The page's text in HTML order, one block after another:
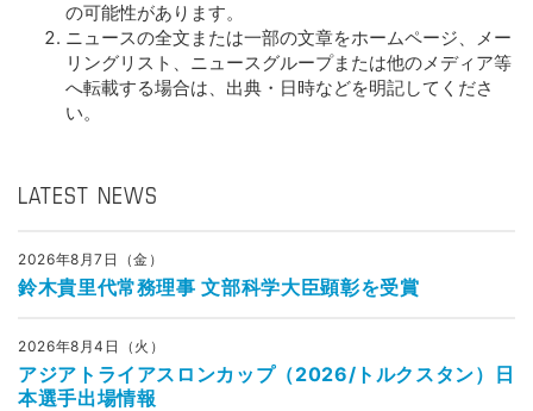
の可能性があります。
ニュースの全文または一部の文章をホームページ、メー
リングリスト、ニュースグループまたは他のメディア等
へ転載する場合は、出典・日時などを明記してくださ
い。
LATEST NEWS
2026年8月7日（金）
鈴木貴里代常務理事 文部科学大臣顕彰を受賞
2026年8月4日（火）
アジアトライアスロンカップ（2026/トルクスタン）日
本選手出場情報